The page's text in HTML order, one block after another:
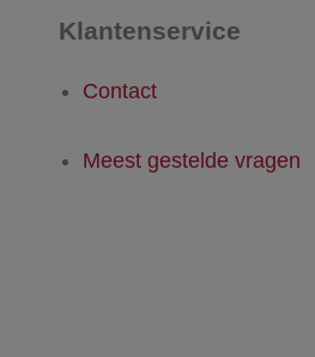
Klantenservice
Contact
Meest gestelde vragen